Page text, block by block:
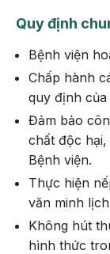
Quy định
Bệnh viện
Chấp hành
quy định của
Đảm bảo
chất độc
Bệnh viện.
Thực hiện
văn minh
Không hút
hình thức